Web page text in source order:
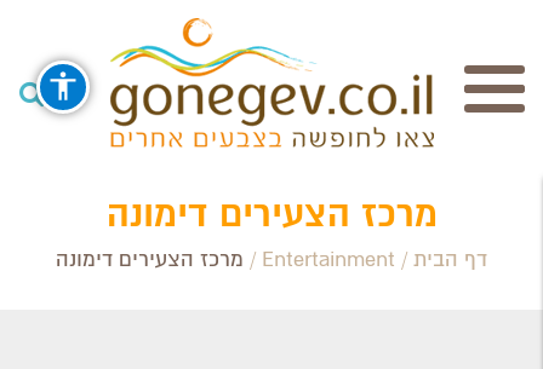
חיפוש
Search Category / Business
מרכז הצעירים דימונה
דף הבית /
Entertainment
/ מרכז הצעירים דימונה